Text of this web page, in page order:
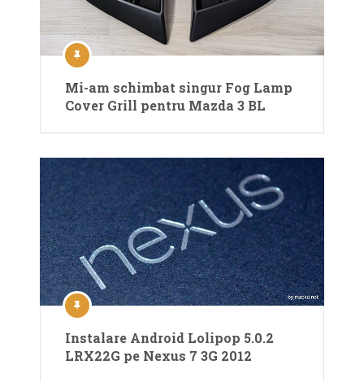
Mi-am schimbat singur Fog Lamp
Cover Grill pentru Mazda 3 BL
Instalare Android Lolipop 5.0.2
LRX22G pe Nexus 7 3G 2012